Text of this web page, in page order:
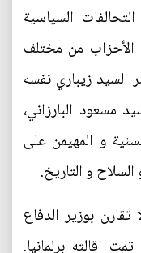
السياسية
الأحزاب من مختلف
السيد زيباري نفسه
مسعود البارزاني،
و المهيمن على
و التاريخ.
بوزير الدفاع
اقالته برلمانيا.